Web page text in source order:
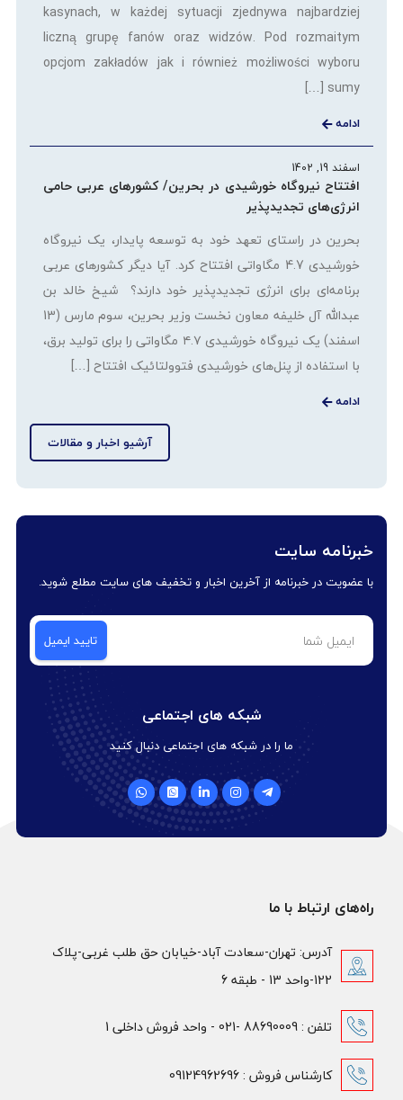
kasynach, w każdej sytuacji zjednywa najbardziej
liczną grupę fanów oraz widzów. Pod rozmaitym
opcjom zakładów jak i również możliwości wyboru
sumy […]
ادامه
اسفند 19, 1402
افتتاح نیروگاه خورشیدی در بحرین/ کشورهای عربی حامی
انرژی‌های تجدیدپذیر
بحرین در راستای تعهد خود به توسعه پایدار، یک نیروگاه
خورشیدی 4.7 مگاواتی افتتاح کرد. آیا دیگر کشورهای عربی
برنامه‌ای برای انرژی تجدیدپذیر خود دارند؟ شیخ خالد بن
عبدالله آل خلیفه معاون نخست وزیر بحرین، سوم مارس (13
اسفند) یک نیروگاه خورشیدی ۴.۷ مگاواتی را برای تولید برق،
با استفاده از پنل‌های خورشیدی فتوولتائیک افتتاح […]
ادامه
آرشیو اخبار و مقالات
خبرنامه سایت
با عضویت در خبرنامه از آخرین اخبار و تخفیف های سایت مطلع شوید.
شبکه های اجتماعی
ما را در شبکه های اجتماعی دنبال کنید
راه‌های ارتباط با ما
آدرس: تهران-سعادت آباد-خیابان حق طلب غربی-پلاک
122-واحد 13 - طبقه 6
تلفن : 88690009 -021 - واحد فروش داخلی 1
کارشناس فروش : 09124962696